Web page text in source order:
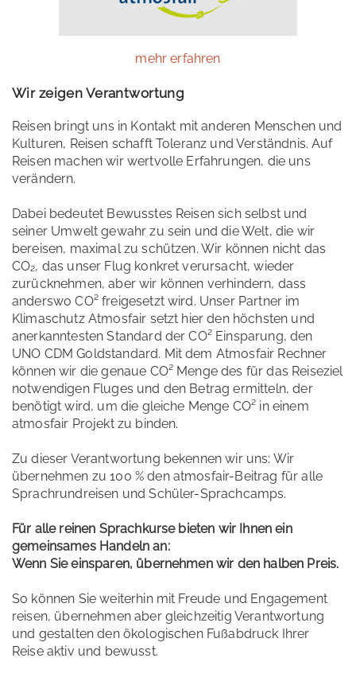
mehr erfahren
Wir zeigen Verantwortung
Reisen bringt uns in Kontakt mit anderen Menschen und
Kulturen, Reisen schafft Toleranz und Verständnis. Auf
Reisen machen wir wertvolle Erfahrungen, die uns
verändern.
Dabei bedeutet Bewusstes Reisen sich selbst und
seiner Umwelt gewahr zu sein und die Welt, die wir
bereisen, maximal zu schützen. Wir können nicht das
CO₂, das unser Flug konkret verursacht, wieder
zurücknehmen, aber wir können verhindern, dass
anderswo CO² freigesetzt wird. Unser Partner im
Klimaschutz Atmosfair setzt hier den höchsten und
anerkanntesten Standard der CO² Einsparung, den
UNO CDM Goldstandard. Mit dem Atmosfair Rechner
können wir die genaue CO² Menge des für das Reiseziel
notwendigen Fluges und den Betrag ermitteln, der
benötigt wird, um die gleiche Menge CO² in einem
atmosfair Projekt zu binden.
Zu dieser Verantwortung bekennen wir uns: Wir
übernehmen zu 100 % den atmosfair-Beitrag für alle
Sprachrundreisen und Schüler-Sprachcamps.
Für alle reinen Sprachkurse bieten wir Ihnen ein
gemeinsames Handeln an:
Wenn Sie einsparen, übernehmen wir den halben Preis.
So können Sie weiterhin mit Freude und Engagement
reisen, übernehmen aber gleichzeitig Verantwortung
und gestalten den ökologischen Fußabdruck Ihrer
Reise aktiv und bewusst.